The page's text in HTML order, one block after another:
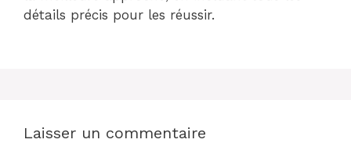
détails précis pour les réussir.
Laisser un commentaire